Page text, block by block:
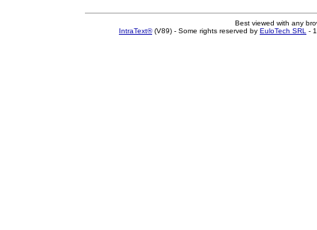
Best viewed with any
IntraText®(V89) - Some rights reserved by EuloTech SRL -